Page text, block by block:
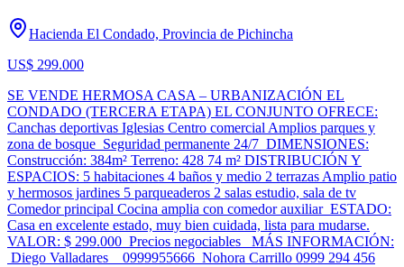
Hacienda El Condado, Provincia de Pichincha
US$ 299.000
SE VENDE HERMOSA CASA – URBANIZACIÓN EL
CONDADO (TERCERA ETAPA) EL CONJUNTO OFRECE:
Canchas deportivas Iglesias Centro comercial Amplios parques y
zona de bosque Seguridad permanente 24/7 DIMENSIONES:
Construcción: 384m² Terreno: 428 74 m² DISTRIBUCIÓN Y
ESPACIOS: 5 habitaciones 4 baños y medio 2 terrazas Amplio patio
y hermosos jardines 5 parqueaderos 2 salas estudio, sala de tv
Comedor principal Cocina amplia con comedor auxiliar ESTADO:
Casa en excelente estado, muy bien cuidada, lista para mudarse.
VALOR: $ 299.000 Precios negociables MÁS INFORMACIÓN:
Diego Valladares 0999955666 Nohora Carrillo 0999 294 456